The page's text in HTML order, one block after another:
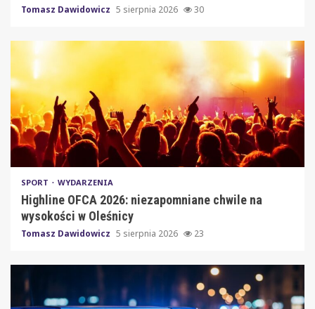
Tomasz Dawidowicz 5 sierpnia 2026 30
SPORT WYDARZENIA
Highline OFCA 2026: niezapomniane chwile na
wysokości w Oleśnicy
Tomasz Dawidowicz 5 sierpnia 2026 23